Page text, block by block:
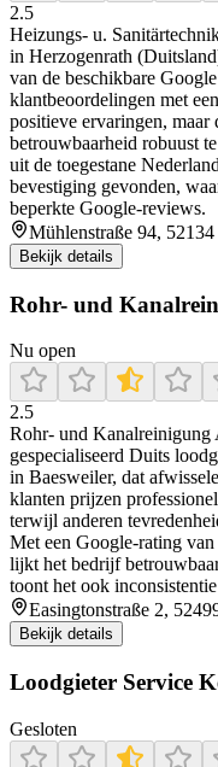
2.5
Heizungs- u.
in Herzogenrath
van de beschikbare
klantbeoordelingen met
positieve ervaringen, maar
betrouwbaarheid robuust
uit de toegestane
bevestiging gevonden,
beperkte Google-reviews.
Mühlenstraße 94,
Bekijk details
Rohr- und
Nu open
2.5
Rohr- und Kanalreinigung
gespecialiseerd Duits
in Baesweiler, dat
klanten prijzen
terwijl anderen
Met een Google-rating
lijkt het bedrijf
toont het ook
Easingtonstraße 2,
Bekijk details
Loodgieter Service
Gesloten